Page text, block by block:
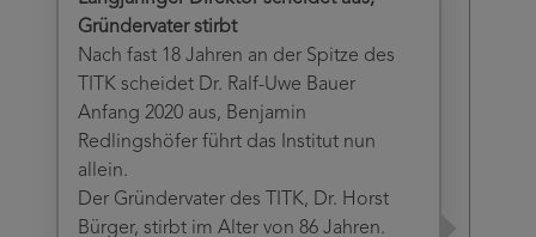
Gründervater stirbt
Nach fast 18 Jahren an der Spitze des
TITK scheidet Dr. Ralf-Uwe Bauer
Anfang 2020 aus, Benjamin
Redlingshöfer führt das Institut nun
allein.
Der Gründervater des TITK, Dr. Horst
Bürger, stirbt im Alter von 86 Jahren.